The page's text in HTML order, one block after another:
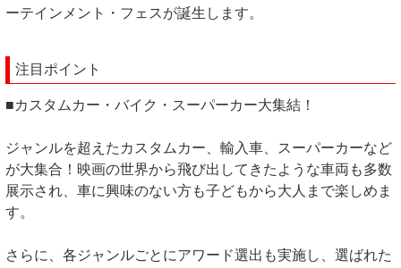
ーテインメント・フェスが誕生します。
注目ポイント
■カスタムカー・バイク・スーパーカー大集結！
ジャンルを超えたカスタムカー、輸入車、スーパーカーなど
が大集合！映画の世界から飛び出してきたような車両も多数
展示され、車に興味のない方も子どもから大人まで楽しめま
す。
さらに、各ジャンルごとにアワード選出も実施し、選ばれた